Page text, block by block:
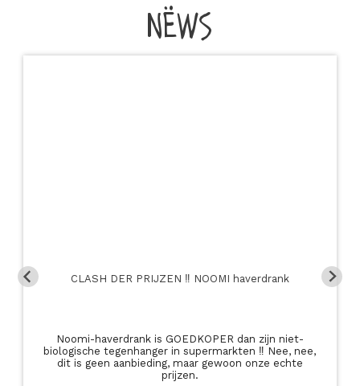
NËWS
CLASH DER PRIJZEN ‼️ NOOMI haverdrank
Noomi-haverdrank is GOEDKOPER dan zijn niet-
biologische tegenhanger in supermarkten ‼️ Nee, nee,
dit is geen aanbieding, maar gewoon onze echte
prijzen.